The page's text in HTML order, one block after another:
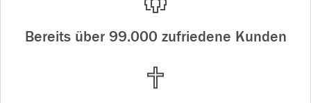
Bereits über 99.000 zufriedene Kunden